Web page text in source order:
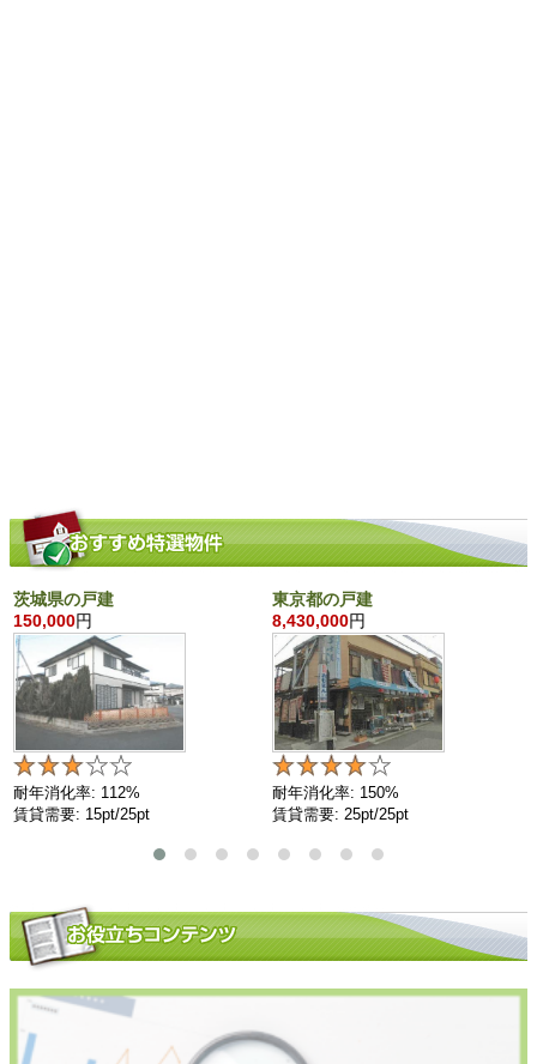
茨城県の戸建
150,000円
耐年消化率: 112%
賃貸需要: 15pt/25pt
東京都の戸建
8,430,000円
耐年消化率: 150%
賃貸需要: 25pt/25pt